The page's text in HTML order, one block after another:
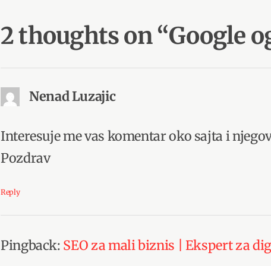
2 thoughts on “Google
Nenad Luzajic
Interesuje me vas komentar oko sajta i
Pozdrav
Reply
Pingback: SEO za mali biznis | Ekspert za